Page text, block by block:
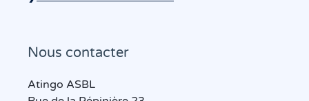
Nous contacter
Atingo ASBL